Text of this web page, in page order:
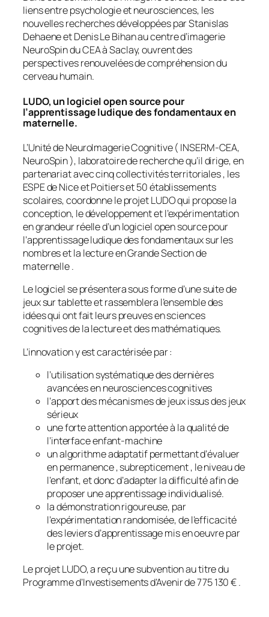
liens entre psychologie et neurosciences, les
nouvelles recherches développées par Stanislas
Dehaene et Denis Le Bihan au centre d’imagerie
NeuroSpin du CEA à Saclay, ouvrent des
perspectives renouvelées de compréhension du
cerveau humain.
LUDO, un logiciel open source pour
l’apprentissage ludique des fondamentaux en
maternelle.
L’Unité de NeuroImagerie Cognitive ( INSERM-CEA,
NeuroSpin ), laboratoire de recherche qu’il dirige, en
partenariat avec cinq collectivités territoriales , les
ESPE de Nice et Poitiers et 50 établissements
scolaires, coordonne le projet LUDO qui propose la
conception, le développement et l’expérimentation
en grandeur réelle d’un logiciel open source pour
l’apprentissage ludique des fondamentaux sur les
nombres et la lecture en Grande Section de
maternelle .
Le logiciel se présentera sous forme d’une suite de
jeux sur tablette et rassemblera l’ensemble des
idées qui ont fait leurs preuves en sciences
cognitives de la lecture et des mathématiques.
L’innovation y est caractérisée par :
l’utilisation systématique des dernières
avancées en neurosciences cognitives
l’apport des mécanismes de jeux issus des jeux
sérieux
une forte attention apportée à la qualité de
l’interface enfant-machine
un algorithme adaptatif permettant d’évaluer
en permanence , subrepticement , le niveau de
l’enfant, et donc d’adapter la difficulté afin de
proposer une apprentissage individualisé.
la démonstration rigoureuse, par
l’expérimentation randomisée, de l’efficacité
des leviers d’apprentissage mis en oeuvre par
le projet.
Le projet LUDO, a reçu une subvention au titre du
Programme d’Investisements d’Avenir de 775 130 € .